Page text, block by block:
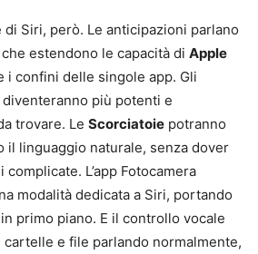
Siri, però. Le anticipazioni parlano
estendono le capacità di Apple
i confini delle singole app. Gli
più potenti e
trovare. Le Scorciatoie potranno
il linguaggio naturale, senza dover
L’app Fotocamera
modalità dedicata a Siri, portando
primo piano. E il controllo vocale
e file parlando normalmente,